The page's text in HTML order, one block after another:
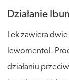
Działanie
Lek zawiera
lewomentol.
działaniu